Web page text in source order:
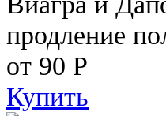
продление
от 90 Р
Купить